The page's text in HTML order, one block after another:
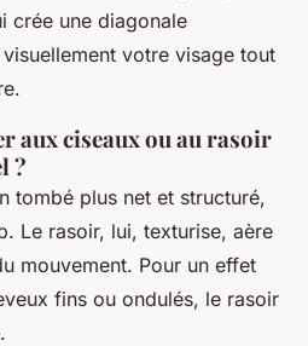
crée une diagonale
votre visage tout
aux ciseaux ou au rasoir
?
tombé plus net et structuré,
Le rasoir, lui, texturise, aère
mouvement. Pour un effet
fins ou ondulés, le rasoir